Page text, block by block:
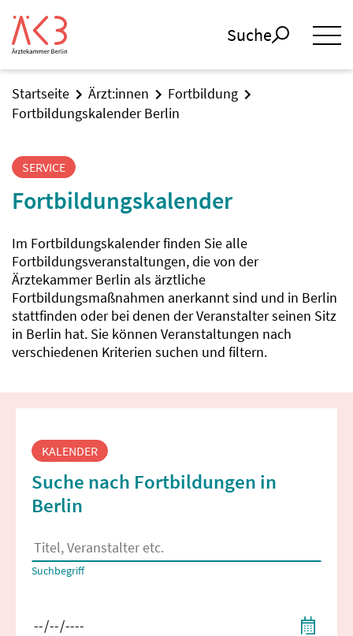
Suche
Startseite Ärzt:innen
Fortbildung
Fortbildungskalender Berlin
SERVICE
Fortbildungskalender
Im Fortbildungskalender finden Sie alle
Fortbildungsveranstaltungen, die von der
Ärztekammer Berlin als ärztliche
Fortbildungsmaßnahmen anerkannt sind und in Berlin
stattfinden oder bei denen der Veranstalter seinen Sitz
in Berlin hat. Sie können Veranstaltungen nach
verschiedenen Kriterien suchen und filtern.
Fortbildungssuche
KALENDER
Suche nach Fortbildungen in
Berlin
Es erscheinen Suchvorschläge, wenn mindestens 2 Zeichen
Suchbegriff